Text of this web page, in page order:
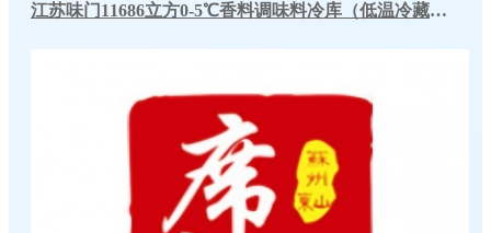
江苏味门11686立方0-5℃香料调味料冷库（低温冷藏库）建造方案